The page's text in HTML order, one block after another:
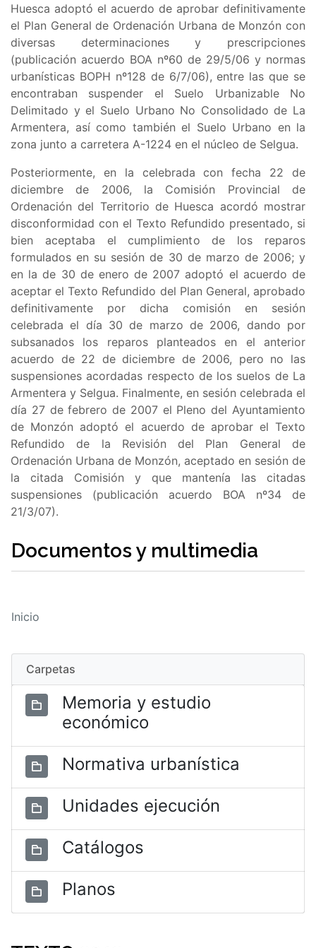
Huesca adoptó el acuerdo de aprobar definitivamente
el Plan General de Ordenación Urbana de Monzón con
diversas determinaciones y prescripciones
(publicación acuerdo BOA nº60 de 29/5/06 y normas
urbanísticas BOPH nº128 de 6/7/06), entre las que se
encontraban suspender el Suelo Urbanizable No
Delimitado y el Suelo Urbano No Consolidado de La
Armentera, así como también el Suelo Urbano en la
zona junto a carretera A-1224 en el núcleo de Selgua.
Posteriormente, en la celebrada con fecha 22 de
diciembre de 2006, la Comisión Provincial de
Ordenación del Territorio de Huesca acordó mostrar
disconformidad con el Texto Refundido presentado, si
bien aceptaba el cumplimiento de los reparos
formulados en su sesión de 30 de marzo de 2006; y
en la de 30 de enero de 2007 adoptó el acuerdo de
aceptar el Texto Refundido del Plan General, aprobado
definitivamente por dicha comisión en sesión
celebrada el día 30 de marzo de 2006, dando por
subsanados los reparos planteados en el anterior
acuerdo de 22 de diciembre de 2006, pero no las
suspensiones acordadas respecto de los suelos de La
Armentera y Selgua. Finalmente, en sesión celebrada el
día 27 de febrero de 2007 el Pleno del Ayuntamiento
de Monzón adoptó el acuerdo de aprobar el Texto
Refundido de la Revisión del Plan General de
Ordenación Urbana de Monzón, aceptado en sesión de
la citada Comisión y que mantenía las citadas
suspensiones (publicación acuerdo BOA nº34 de
21/3/07).
Documentos y multimedia
Inicio
Carpetas
Memoria y estudio
económico
Normativa urbanística
Unidades ejecución
Catálogos
Planos